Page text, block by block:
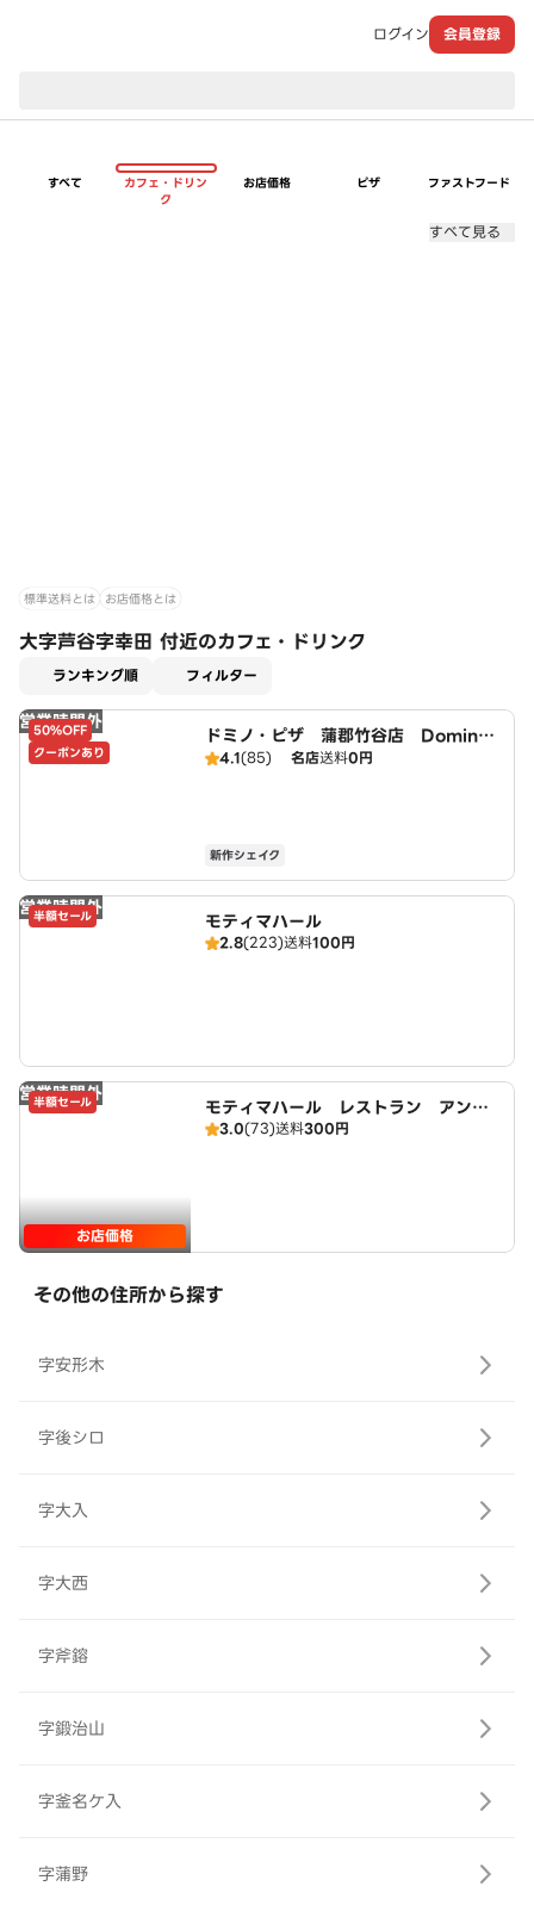
ログイン 会員登録
すべて
カフェ・ドリン
ク
お店価格 ピザ ファストフード
すべて見る
標準送料とは お店価格とは
大字芦谷字幸田 付近のカフェ・ドリンク
ランキング順 フィルター
営業時間外
50%OFF
クーポンあり
ドミノ・ピザ 蒲郡竹谷店 Domin
o's4.1(85) 名店送料0円
新作シェイク
営業時間外
半額セール モティマハール
2.8(223)送料100円
営業時間外
半額セール
お店価格
モティマハール レストラン アンド
バー
3.0(73)送料300円
その他の住所から探す
字安形木
字後シロ
字大入
字大西
字斧鎔
字鍛治山
字釜名ケ入
字蒲野